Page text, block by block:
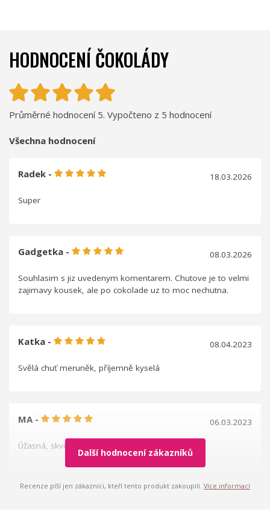
HODNOCENÍ ČOKOLÁDY
Průměrné hodnocení 5. Vypočteno z 5 hodnocení
Všechna hodnocení
Radek - 18.03.2026
Super
Gadgetka - 08.03.2026
Souhlasim s jiz uvedenym komentarem. Chutove je to velmi
zajimavy kousek, ale po cokolade uz to moc nechutna.
Katka - 08.04.2023
Svělá chuť meruněk, příjemně kyselá
MA - 06.03.2023
Úžasná, skvělá chuť meruněk.
Další hodnocení zákazníků
Recenze píší jen zákazníci, kteří tento produkt zakoupili. Více informací